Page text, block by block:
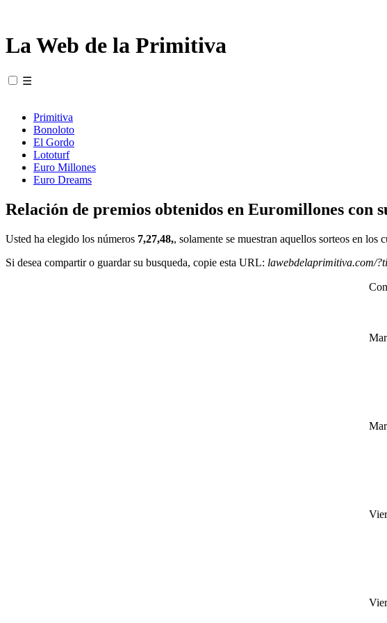
La Web de la Primitiva
☰
Primitiva
Bonoloto
El Gordo
Lototurf
Euro Millones
Euro Dreams
Relación de premios obtenidos en Euromillones con
Usted ha elegido los números 7,27,48,, solamente se muestran aquellos sorteos en los
Si desea compartir o guardar su busqueda, copie esta URL: lawebdelaprimitiva.com/